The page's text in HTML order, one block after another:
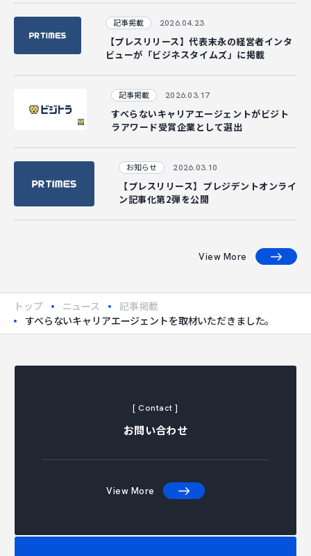
記事掲載 2026.04.23
【プレスリリース】代表末永の経営者インタ
ビューが「ビジネスタイムズ」に掲載
記事掲載 2026.03.17
すべらないキャリアエージェントがビジト
ラアワード受賞企業として選出
お知らせ 2026.03.10
【プレスリリース】プレジデントオンライ
ン記事化第2弾を公開
View More
トップ ニュース
記事掲載
すべらないキャリアエージェントを取材いただきました。
[ Contact ]
お問い合わせ
View More